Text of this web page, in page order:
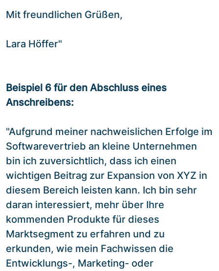
Mit freundlichen Grüßen,
Lara Höffer"
Beispiel 6 für den Abschluss eines
Anschreibens:
"Aufgrund meiner nachweislichen Erfolge im
Softwarevertrieb an kleine Unternehmen
bin ich zuversichtlich, dass ich einen
wichtigen Beitrag zur Expansion von XYZ in
diesem Bereich leisten kann. Ich bin sehr
daran interessiert, mehr über Ihre
kommenden Produkte für dieses
Marktsegment zu erfahren und zu
erkunden, wie mein Fachwissen die
Entwicklungs-, Marketing- oder